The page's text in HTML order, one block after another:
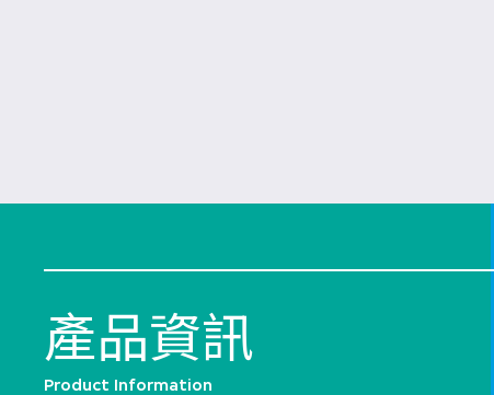
產品資訊
Product Information